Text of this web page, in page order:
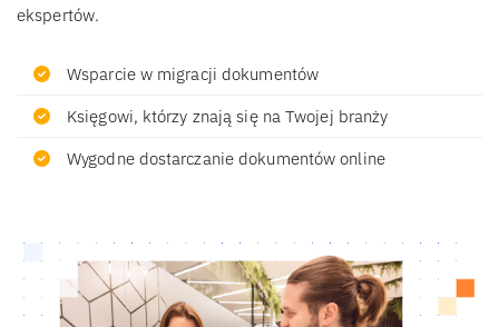
ekspertów.
Wsparcie w migracji dokumentów
Księgowi, którzy znają się na Twojej branży
Wygodne dostarczanie dokumentów online